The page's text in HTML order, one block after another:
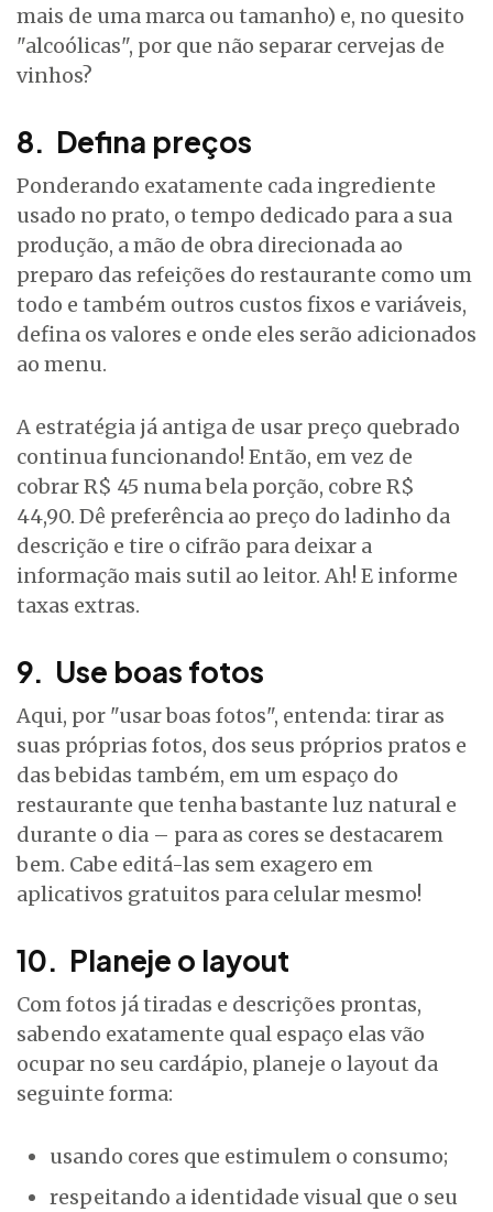
mais de uma marca ou tamanho) e, no quesito
"alcoólicas", por que não separar cervejas de
vinhos?
8. Defina preços
Ponderando exatamente cada ingrediente
usado no prato, o tempo dedicado para a sua
produção, a mão de obra direcionada ao
preparo das refeições do restaurante como um
todo e também outros custos fixos e variáveis,
defina os valores e onde eles serão adicionados
ao menu.
A estratégia já antiga de usar preço quebrado
continua funcionando! Então, em vez de
cobrar R$ 45 numa bela porção, cobre R$
44,90. Dê preferência ao preço do ladinho da
descrição e tire o cifrão para deixar a
informação mais sutil ao leitor. Ah! E informe
taxas extras.
9. Use boas fotos
Aqui, por "usar boas fotos", entenda: tirar as
suas próprias fotos, dos seus próprios pratos e
das bebidas também, em um espaço do
restaurante que tenha bastante luz natural e
durante o dia – para as cores se destacarem
bem. Cabe editá-las sem exagero em
aplicativos gratuitos para celular mesmo!
10. Planeje o layout
Com fotos já tiradas e descrições prontas,
sabendo exatamente qual espaço elas vão
ocupar no seu cardápio, planeje o layout da
seguinte forma:
usando cores que estimulem o consumo;
respeitando a identidade visual que o seu